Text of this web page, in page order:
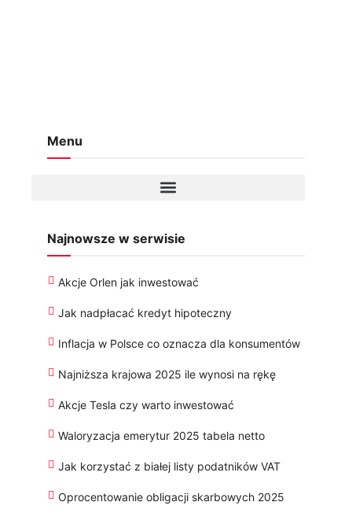
Menu
Najnowsze w serwisie
Akcje Orlen jak inwestować
Jak nadpłacać kredyt hipoteczny
Inflacja w Polsce co oznacza dla konsumentów
Najniższa krajowa 2025 ile wynosi na rękę
Akcje Tesla czy warto inwestować
Waloryzacja emerytur 2025 tabela netto
Jak korzystać z białej listy podatników VAT
Oprocentowanie obligacji skarbowych 2025